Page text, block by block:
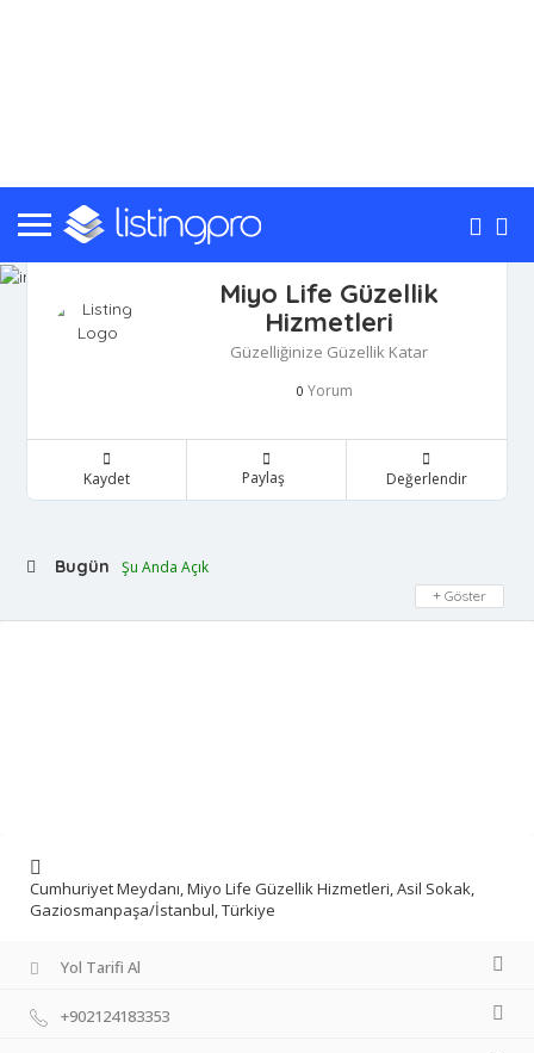
Miyo Life Güzellik
Hizmetleri
Güzelliğinize Güzellik Katar
0 Yorum
Kaydet Paylaş Değerlendir
Bugün Şu Anda Açık
Göster
Cumhuriyet Meydanı, Miyo Life Güzellik Hizmetleri, Asil Sokak,
Gaziosmanpaşa/İstanbul, Türkiye
Yol Tarifi Al
+902124183353